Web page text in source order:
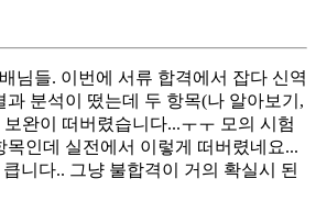
님들. 이번에 서류 합격에서 잡다 신역
과 분석이 떴는데 두 항목(나 알아보기,
완이 떠버렸습니다...ㅜㅜ 모의 시험
목인데 실전에서 이렇게 떠버렸네요...
니다.. 그냥 불합격이 거의 확실시 된